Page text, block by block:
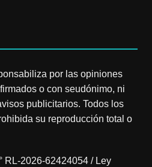
por las opiniones
o con seudónimo, ni
publicitarios. Todos los
su reproducción total o
RL-2026-62424054 / Ley